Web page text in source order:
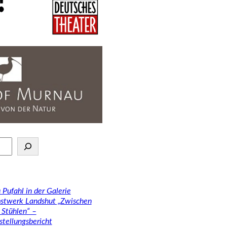
Pufahl in der Galerie
Landshut „Zwischen
–